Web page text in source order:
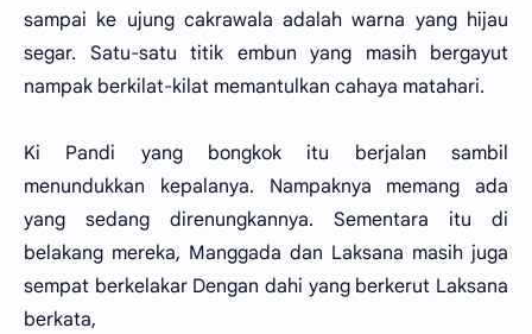
sampai ke ujung cakrawala adalah warna yang hijau
segar. Satu-satu titik embun yang masih bergayut
nampak berkilat-kilat memantulkan cahaya matahari.
Ki Pandi yang bongkok itu berjalan sambil
menundukkan kepalanya. Nampaknya memang ada
yang sedang direnungkannya. Sementara itu di
belakang mereka, Manggada dan Laksana masih juga
sempat berkelakar Dengan dahi yang berkerut Laksana
berkata,